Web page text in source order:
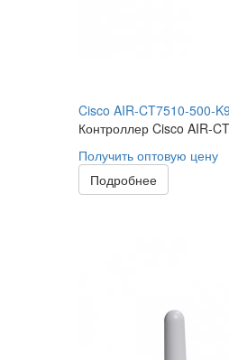
Cisco AIR-CT7510-500-K9
Контроллер Cisco AIR-
Получить оптовую цену
Подробнее